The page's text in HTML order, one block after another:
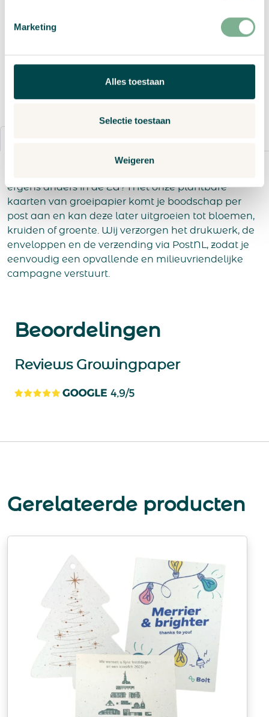
Marketing
Alles toestaan
Selectie toestaan
Weigeren
ergens anders in de EU? Met onze plantbare
kaarten van groeipapier komt je boodschap per
post aan en kan deze later uitgroeien tot bloemen,
kruiden of groente. Wij verzorgen het drukwerk, de
enveloppen en de verzending via PostNL, zodat je
eenvoudig een opvallende en milieuvriendelijke
campagne verstuurt.
Beoordelingen
Reviews Growingpaper
Gerelateerde producten